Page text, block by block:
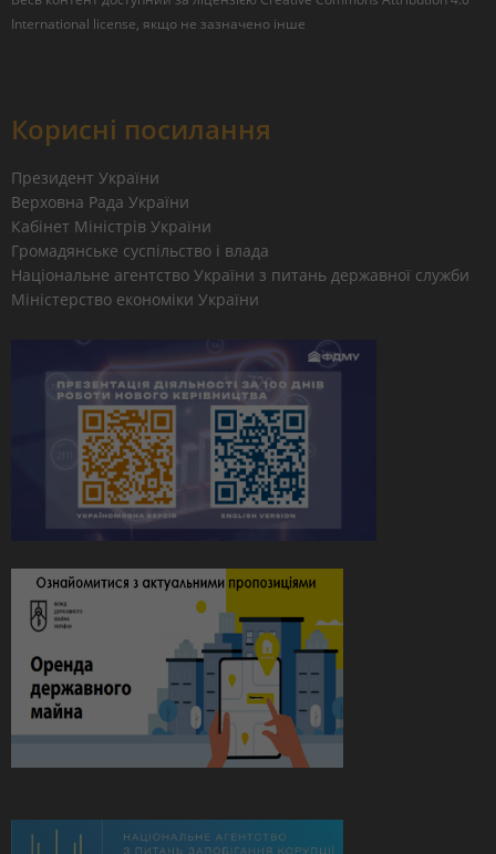
International license, якщо не зазначено інше
Корисні посилання
Президент України
Верховна Рада України
Кабінет Міністрів України
Громадянське суспільство і влада
Національне агентство України з питань державної служби
Міністерство економіки України